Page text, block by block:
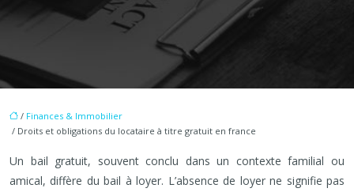
/ Finances & Immobilier
/ Droits et obligations du locataire à titre gratuit en france
Un bail gratuit, souvent conclu dans un contexte familial ou
amical, diffère du bail à loyer. L’absence de loyer ne signifie pas